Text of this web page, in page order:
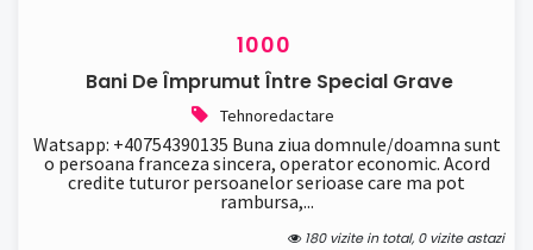
1000
Bani De Împrumut Între Special Grave
Tehnoredactare
Watsapp: +40754390135 Buna ziua domnule/doamna sunt
o persoana franceza sincera, operator economic. Acord
credite tuturor persoanelor serioase care ma pot
rambursa,...
180 vizite in total, 0 vizite astazi